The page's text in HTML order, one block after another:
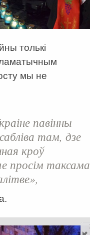
толькі
мы не
павінны
там, дзе
кроў
просім таксама